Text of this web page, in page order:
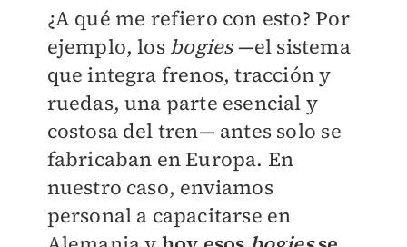
¿A qué me refiero con esto? Por
ejemplo, los bogies—el sistema
que integra frenos, tracción y
ruedas, una parte esencial y
costosa del tren— antes solo se
fabricaban en Europa. En
nuestro caso, enviamos
personal a capacitarse en